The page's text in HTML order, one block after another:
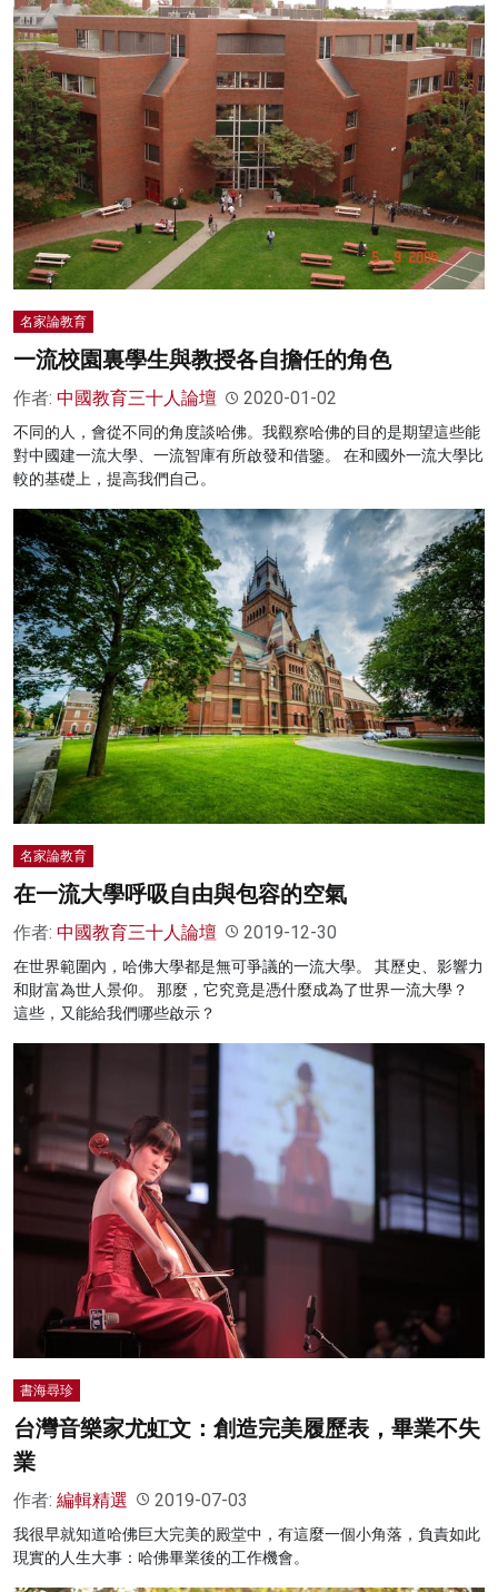
名家論教育
一流校園裏學生與教授各自擔任的角色
作者: 中國教育三十人論壇 2020-01-02
不同的人，會從不同的角度談哈佛。我觀察哈佛的目的是期望這些能
對中國建一流大學、一流智庫有所啟發和借鑒。 在和國外一流大學比
較的基礎上，提高我們自己。
名家論教育
在一流大學呼吸自由與包容的空氣
作者: 中國教育三十人論壇 2019-12-30
在世界範圍內，哈佛大學都是無可爭議的一流大學。 其歷史、影響力
和財富為世人景仰。 那麼，它究竟是憑什麼成為了世界一流大學？
這些，又能給我們哪些啟示？
書海尋珍
台灣音樂家尤虹文：創造完美履歷表，畢業不失
業
作者: 編輯精選 2019-07-03
我很早就知道哈佛巨大完美的殿堂中，有這麼一個小角落，負責如此
現實的人生大事：哈佛畢業後的工作機會。